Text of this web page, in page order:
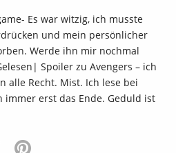
Es war witzig, ich musste
und mein persönlicher
Werde ihn mir nochmal
Spoiler zu Avengers – ich
alle Recht. Mist. Ich lese bei
immer erst das Ende. Geduld ist